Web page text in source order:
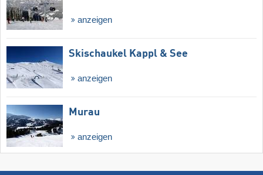
anzeigen
Skischaukel Kappl & See
anzeigen
Murau
anzeigen